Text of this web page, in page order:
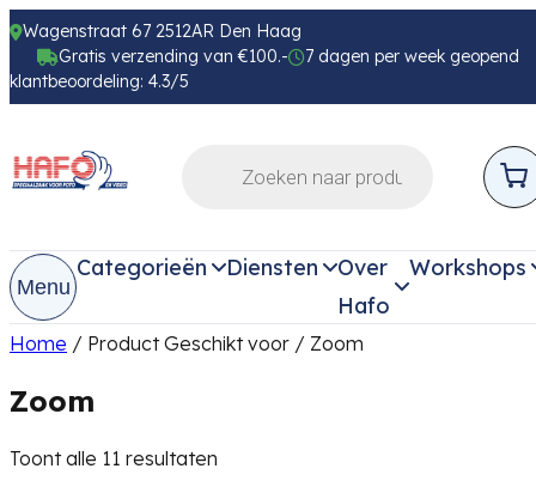
Wagenstraat 67 2512AR Den Haag
Gratis verzending van €100.-
7 dagen per week geopend
klantbeoordeling: 4.3/5
Menu
Categorieën Diensten
Over
Hafo
Workshops
Home / Product Geschikt voor / Zoom
Zoom
Toont alle 11 resultaten